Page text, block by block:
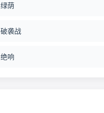
绿荫
破袭战
绝响